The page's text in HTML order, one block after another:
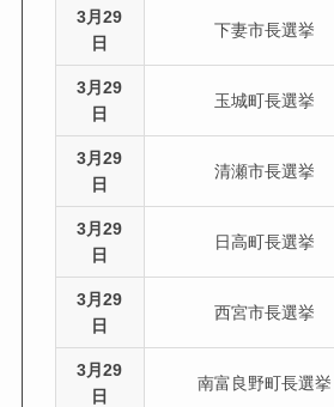
3月29
日
下妻市長選挙
3月29
日
玉城町長選挙
3月29
日
清瀬市長選挙
3月29
日
日高町長選挙
3月29
日
西宮市長選挙
3月29
日
南富良野町長選挙